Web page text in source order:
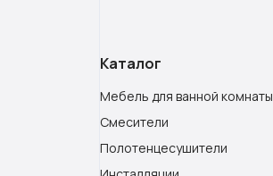
Каталог
Мебель для ванной комнаты
Смесители
Полотенцесушители